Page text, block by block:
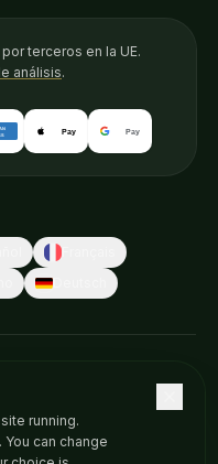
terceros en la UE.
análisis.
Pay Pay
por ninguna autoridad
a diagnosticar,
Consulta a tu médico
running.
can change